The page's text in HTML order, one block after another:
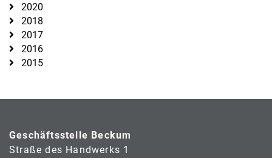
2020
2018
2017
2016
2015
Geschäftsstelle Beckum
Straße des Handwerks 1